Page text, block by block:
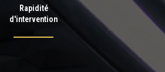
Rapidité
d'intervention